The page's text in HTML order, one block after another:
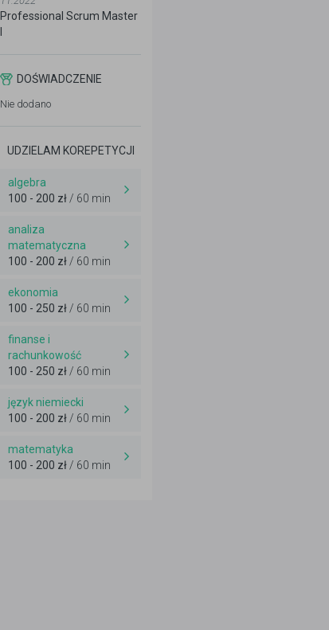
Professional Scrum Master
DOŚWIADCZENIE
Nie dodano
UDZIELAM KOREPETYCJI
algebra
100 - 200 zł / 60 min
analiza
matematyczna
100 - 200 zł / 60 min
ekonomia
100 - 250 zł / 60 min
finanse i
rachunkowość
100 - 250 zł / 60 min
język niemiecki
100 - 200 zł / 60 min
matematyka
100 - 200 zł / 60 min